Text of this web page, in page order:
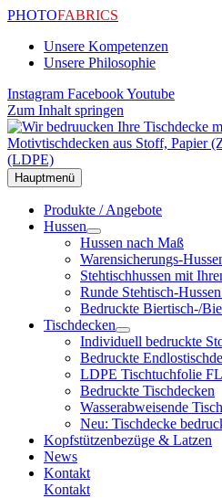
PHOTOFABRICS
Unsere Kompetenzen
Unsere Philosophie
Instagram FacebookYoutube
Zum Inhalt springen
Hauptmenü
Produkte / Angebote
Hussen
Hussen nach Maß
Warensicherungs-
Stehtischhussen mit
Runde Stehtisch-
Bedruckte Biertisch-/
Tischdecken
Individuell bedruckte
Bedruckte
LDPE Tischtuchfolie
Bedruckte Tischdecken
Wasserabweisende
Neu: Tischdecke
Kopfstützenbezüge & Latzen
News
Kontakt
Kontakt